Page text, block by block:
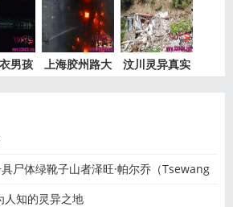
男孩
上海胶州路大
汶川灵异真实
尸体绿靴子山者泽旺·帕尔乔（Tsewang
人知的灵异之地